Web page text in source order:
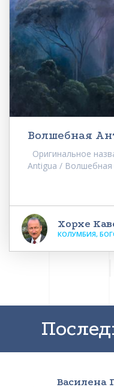
Волшебная
Оригинальное
Antigua / Волшебная
Хорхе
КОЛУМБИЯ,
Василена